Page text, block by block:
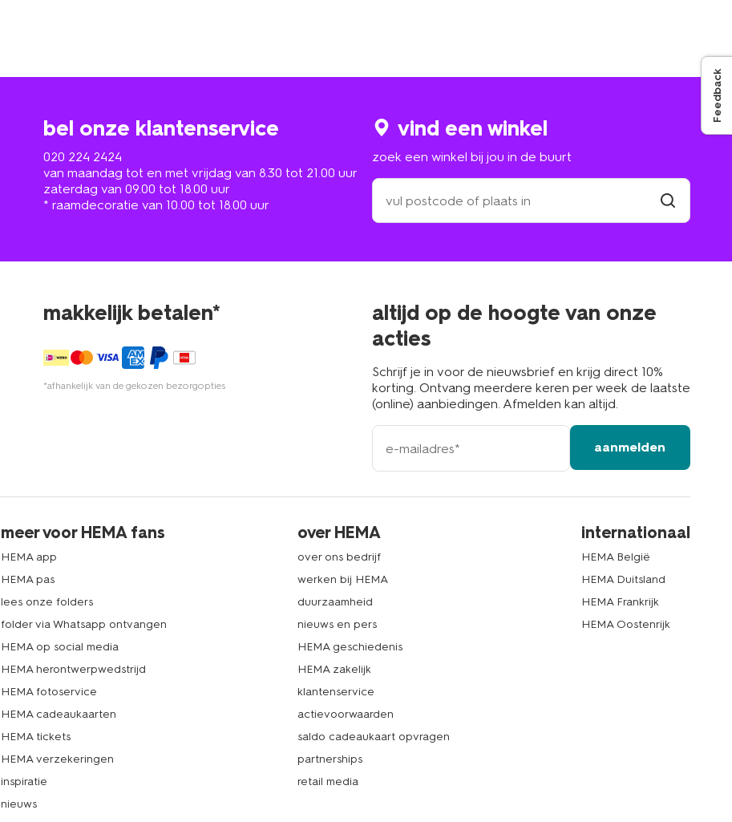
Feedback
bel onze klantenservice
020 224 2424
van maandag tot en met vrijdag van 8.30 tot 21.00 uur
zaterdag van 09.00 tot 18.00 uur
* raamdecoratie van 10.00 tot 18.00 uur
vind een winkel
zoek een winkel bij jou in de buurt
zoek
een
winkel
in
makkelijk betalen*
*afhankelijk van de gekozen bezorgopties
altijd op de hoogte van onze
acties
Schrijf je in voor de nieuwsbrief en krijg direct 10%
korting. Ontvang meerdere keren per week de laatste
(online) aanbiedingen. Afmelden kan altijd.
e-
mailadres
aanmelden
meer voor HEMA fans
HEMA app
HEMA pas
lees onze folders
folder via Whatsapp ontvangen
HEMA op social media
HEMA herontwerpwedstrijd
HEMA fotoservice
HEMA cadeaukaarten
HEMA tickets
HEMA verzekeringen
inspiratie
nieuws
over HEMA
over ons bedrijf
werken bij HEMA
duurzaamheid
nieuws en pers
HEMA geschiedenis
HEMA zakelijk
klantenservice
actievoorwaarden
saldo cadeaukaart opvragen
partnerships
retail media
internationaal
HEMA België
HEMA Duitsland
HEMA Frankrijk
HEMA Oostenrijk